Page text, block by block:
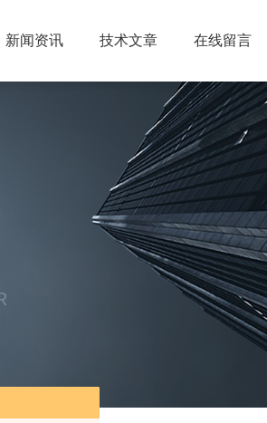
新闻资讯 技术文章 在线留言